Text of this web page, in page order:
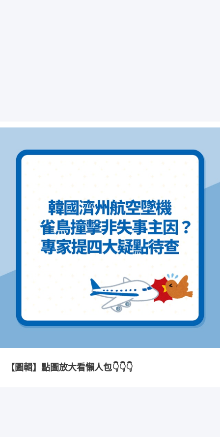
【圖輯】點圖放大看懶人包👇👇👇